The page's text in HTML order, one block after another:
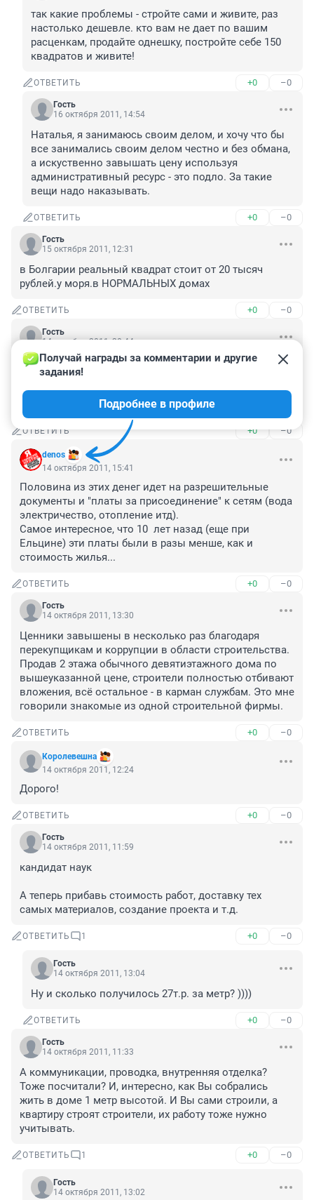
так какие проблемы - стройте сами и живите, раз
настолько дешевле. кто вам не дает по вашим
расценкам, продайте однешку, постройте себе 150
квадратов и живите!
ОТВЕТИТЬ +0 –0
Гость
16 октября 2011, 14:54
Наталья, я занимаюсь своим делом, и хочу что бы
все занимались своим делом честно и без обмана,
а искуственно завышать цену используя
административный ресурс - это подло. За такие
вещи надо наказывать.
ОТВЕТИТЬ +0 –0
Гость
15 октября 2011, 12:31
в Болгарии реальный квадрат стоит от 20 тысяч
рублей.у моря.в НОРМАЛЬНЫХ домах
ОТВЕТИТЬ +0 –0
Гость
14 октября 2011, 20:44
Народ, вы чего?  Какие 27 т.р.?
Ладно эти из министерства очарованные, но вы???
Квадратный метр в Омске уже к 40 т.р. за метр
ОТВЕТИТЬ +0 –0
denos
Получай награды за комментарии и другие
задания!
Подробнее в профиле
14 октября 2011, 15:41
Половина из этих денег идет на разрешительные
документы и "платы за присоединение" к сетям (вода
электричество, отопление итд).
Самое интересное, что 10  лет назад (еще при
Ельцине) эти платы были в разы менше, как и
стоимость жилья...
ОТВЕТИТЬ +0 –0
Гость
14 октября 2011, 13:30
Ценники завышены в несколько раз благодаря
перекупщикам и коррупции в области строительства.
Продав 2 этажа обычного девятиэтажного дома по
вышеуказанной цене, строители полностью отбивают
вложения, всё остальное - в карман службам. Это мне
говорили знакомые из одной строительной фирмы.
ОТВЕТИТЬ +0 –0
Королевешна
14 октября 2011, 12:24
Дорого!
ОТВЕТИТЬ +0 –0
Гость
14 октября 2011, 11:59
кандидат наук
А теперь прибавь стоимость работ, доставку тех
самых материалов, создание проекта и т.д.
ОТВЕТИТЬ 1 +0 –0
Гость
14 октября 2011, 13:04
Ну и сколько получилось 27т.р. за метр? ))))
ОТВЕТИТЬ +0 –0
Гость
14 октября 2011, 11:33
А коммуникации, проводка, внутренняя отделка?
Тоже посчитали? И, интересно, как Вы собрались
жить в доме 1 метр высотой. И Вы сами строили, а
квартиру строят строители, их работу тоже нужно
учитывать.
ОТВЕТИТЬ 1 +0 –0
Гость
14 октября 2011, 13:02